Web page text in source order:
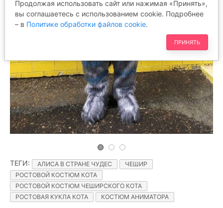
ТЕГИ: АЛИСА В СТРАНЕ ЧУДЕС
ЧЕШИР
РОСТОВОЙ КОСТЮМ КОТА
РОСТОВОЙ КОСТЮМ ЧЕШИРСКОГО КОТА
РОСТОВАЯ КУКЛА КОТА
КОСТЮМ АНИМАТОРА
Продолжая использовать сайт или нажимая «Принять»,
вы соглашаетесь с использованием cookie. Подробнее
– в Политике обработки файлов cookie.
ПРИНЯТЬ